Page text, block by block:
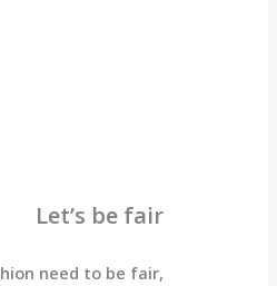
Let’s be fair
fashion need to be fair,